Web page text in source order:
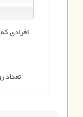
افرادی
تعداد